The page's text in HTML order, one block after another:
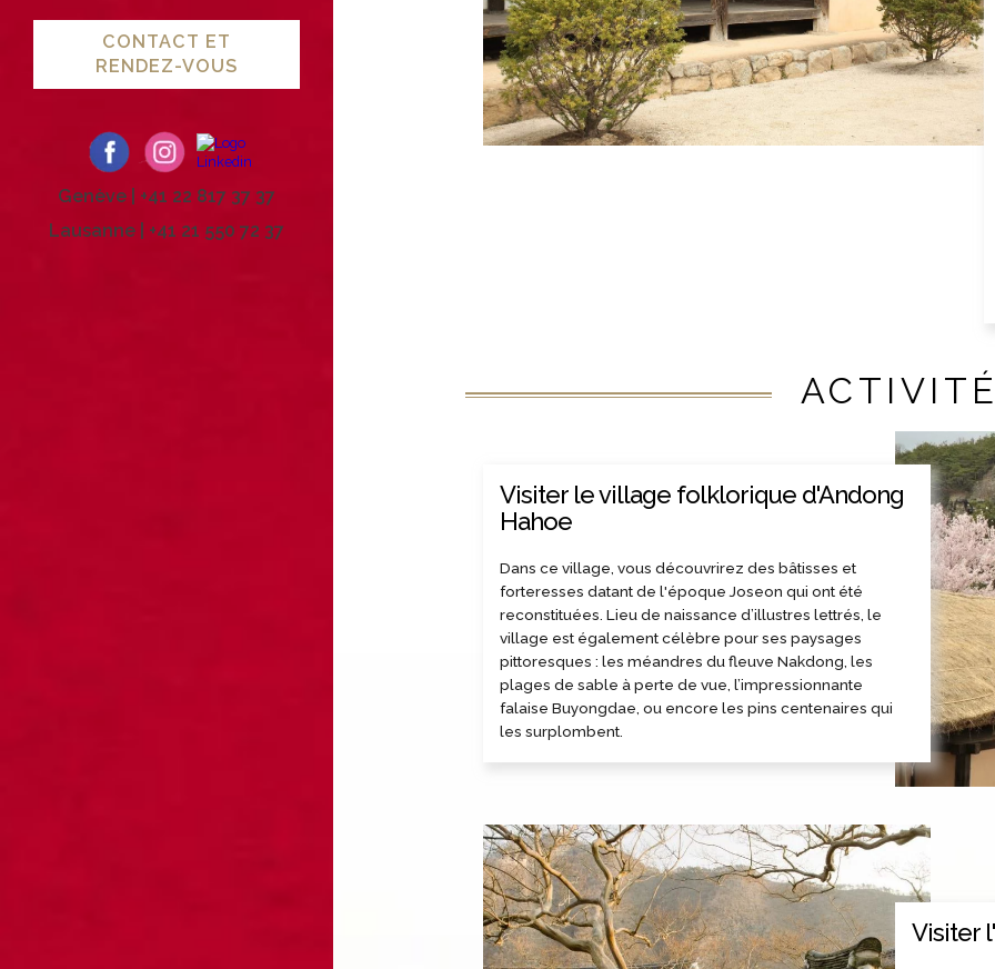
CONTACT ET
RENDEZ-VOUS
Genève | +41 22 817 37 37
Lausanne | +41 21 550 72 37
Visiter le village folklorique d'Andong
Hahoe
Dans ce village, vous découvrirez des bâtisses et
forteresses datant de l'époque Joseon qui ont été
reconstituées. Lieu de naissance d’illustres lettrés, le
village est également célèbre pour ses paysages
pittoresques : les méandres du fleuve Nakdong, les
plages de sable à perte de vue, l’impressionnante
falaise Buyongdae, ou encore les pins centenaires qui
les surplombent.
Visiter